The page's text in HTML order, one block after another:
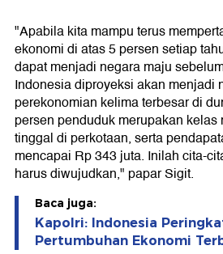
"Apabila kita mampu terus
ekonomi di atas 5 persen setiap
dapat menjadi negara maju
Indonesia diproyeksi akan menjadi
perekonomian kelima terbesar di
persen penduduk merupakan kelas
tinggal di perkotaan, serta
mencapai Rp 343 juta. Inilah cita-
harus diwujudkan," papar Sigit.
Baca juga:
Kapolri: Indonesia
Pertumbuhan Ekonomi